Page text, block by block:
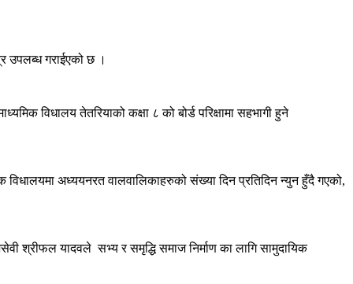
उपलब्ध गराईएको छ ।
विधालय तेतरियाको कक्षा ८ को बोर्ड परिक्षामा सहभागी हुने
विधालयमा अध्ययनरत वालवालिकाहरुको संख्या दिन प्रतिदिन न्युन हुँदै गएको,
श्रीफल यादवले सभ्य र समृद्धि समाज निर्माण का लागि सामुदायिक